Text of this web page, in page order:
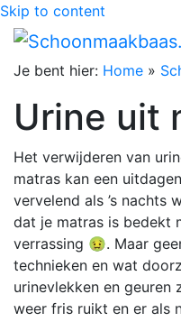
Skip to content
Je bent hier: Home »
Urine uit
Het verwijderen van
matras kan een
vervelend als ’s nachts
dat je matras is bedekt
verrassing 🤢. Maar
technieken en wat
urinevlekken en
weer fris ruikt en er als